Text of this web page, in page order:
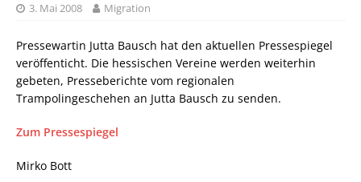
3. Mai 2008 Migration
Pressewartin Jutta Bausch hat den aktuellen Pressespiegel
veröffenticht. Die hessischen Vereine werden weiterhin
gebeten, Presseberichte vom regionalen
Trampolingeschehen an Jutta Bausch zu senden.
Zum Pressespiegel
Mirko Bott